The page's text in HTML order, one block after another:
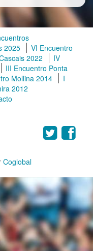
2025
VI Encuentro
2022
IV
III Encuentro Ponta
Mollina 2014
I
2012
Coglobal